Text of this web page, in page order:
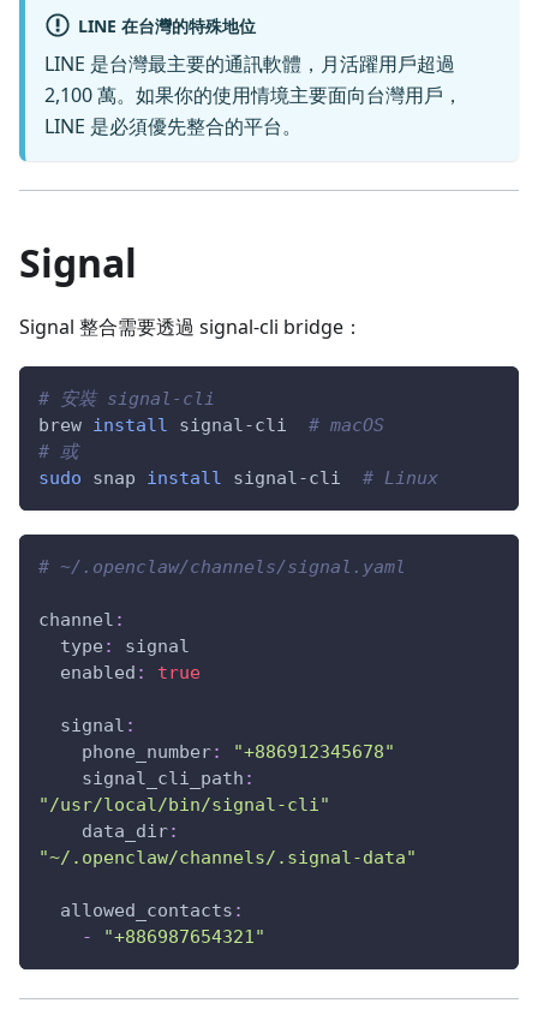
LINE 在台灣的特殊地位
LINE 是台灣最主要的通訊軟體，月活躍用戶超過
2,100 萬。如果你的使用情境主要面向台灣用戶，
LINE 是必須優先整合的平台。
Signal
Signal 整合需要透過 signal-cli bridge：
# 安裝 signal-cli
brew install signal-cli # macOS
# 或
sudo snap install signal-cli # Linux
# ~/.openclaw/channels/signal.yaml
channel :
type :
signal
enabled : true
signal :
phone_number:
"+886912345678"
signal_cli_path :
"/usr/local/bin/signal-cli"
data_dir:
"~/.openclaw/channels/.signal-data"
allowed_contacts :
-
"+886987654321"